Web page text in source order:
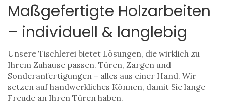
Maßgefertigte Holzarbeiten
– individuell & langlebig
Unsere Tischlerei bietet Lösungen, die wirklich zu
Ihrem Zuhause passen. Türen, Zargen und
Sonderanfertigungen – alles aus einer Hand. Wir
setzen auf handwerkliches Können, damit Sie lange
Freude an Ihren Türen haben.